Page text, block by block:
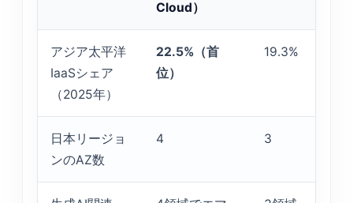
Cloud）
アジア太平洋
IaaSシェア
（2025年）
22.5%（首
位）
19.3%
日本リージョ
ンのAZ数
4 3